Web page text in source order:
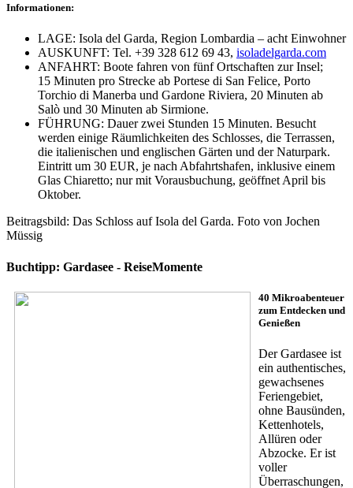
Informationen:
LAGE: Isola del Garda, Region ­Lombardia – acht Einwohner
AUSKUNFT: Tel. +39 328 612 69 43, ­isoladelgarda.com
ANFAHRT: Boote fahren von fünf Ortschaften zur Insel;
15 Minuten pro Strecke ab Portese di San Felice, Porto
Torchio di Manerba und Gardone Riviera, 20 Minuten ab
Salò und 30 Minuten ab Sirmione.
FÜHRUNG: Dauer zwei Stunden 15 Minuten. Besucht
werden einige Räumlichkeiten des Schlosses, die Terrassen,
die italienischen und englischen Gärten und der Naturpark.
Eintritt um 30 EUR, je nach Abfahrtshafen, inklusive einem
Glas Chiaretto; nur mit Vorausbuchung, geöffnet April bis
Oktober.
Beitragsbild: Das Schloss auf Isola del Garda. Foto von Jochen
Müssig
Buchtipp: Gardasee - ReiseMomente
40 Mikroabenteuer
zum Entdecken und
Genießen
Der Gardasee ist
ein authentisches,
gewachsenes
Feriengebiet,
ohne Bausünden,
Kettenhotels,
Allüren oder
Abzocke. Er ist
voller
Überraschungen,